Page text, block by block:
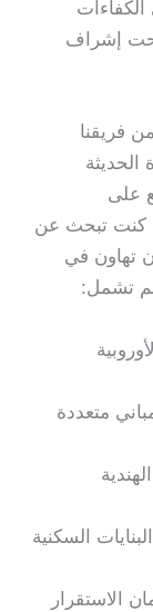
تحت إشراف
فريقنا
الحديثة
على
كنت تبحث عن
تهاون في
تشمل:
متعددة
السكنية
الاستقرار